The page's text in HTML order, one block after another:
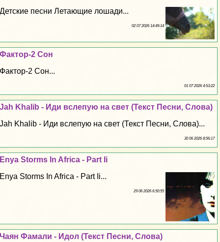
Детские песни Летающие лошади...
02 07 2026 14:49:14
Фактор-2 Сон
Фактор-2 Сон...
01 07 2026 4:53:22
Jah Khalib - Иди вслепую на свет (Текст Песни, Слова)
Jah Khalib - Иди вслепую на свет (Текст Песни, Слова)...
30 06 2026 8:56:17
Enya Storms In Africa - Part Ii
Enya Storms In Africa - Part Ii...
29 06 2026 6:50:55
Чаян Фамали - Идол (Текст Песни, Слова)